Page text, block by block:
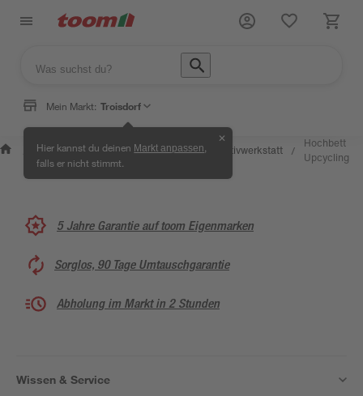
Mein Markt: Troisdorf
Hier kannst du deinen Markt anpassen
falls er nicht stimmt.
✕
Wissen &
Service
/
Selbermachen &
Ratgeber
/ Kreativwerkstatt /
Hochbett
Upcycling
5 Jahre Garantie auf toom Eigenmarken
Sorglos, 90 Tage Umtauschgarantie
Abholung im Markt in 2 Stunden
Wissen & Service